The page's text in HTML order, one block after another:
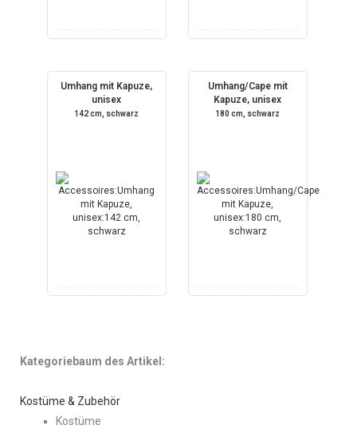
Umhang mit Kapuze,
unisex
142 cm, schwarz
Umhang/Cape mit
Kapuze, unisex
180 cm, schwarz
Kategoriebaum des Artikel:
Kostüme & Zubehör
Kostüme